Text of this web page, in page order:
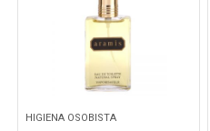
HIGIENA OSOBISTA